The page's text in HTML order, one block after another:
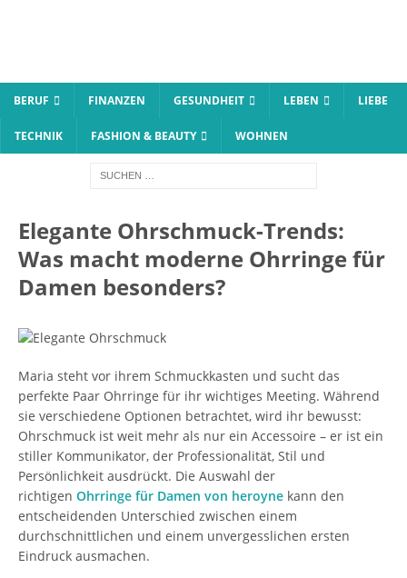
BERUF FINANZEN GESUNDHEIT LEBEN LIEBE
TECHNIK FASHION & BEAUTY WOHNEN
Elegante Ohrschmuck-Trends:
Was macht moderne Ohrringe für
Damen besonders?
Maria steht vor ihrem Schmuckkasten und sucht das
perfekte Paar Ohrringe für ihr wichtiges Meeting. Während
sie verschiedene Optionen betrachtet, wird ihr bewusst:
Ohrschmuck ist weit mehr als nur ein Accessoire – er ist ein
stiller Kommunikator, der Professionalität, Stil und
Persönlichkeit ausdrückt. Die Auswahl der
richtigen Ohrringe für Damen von heroyne kann den
entscheidenden Unterschied zwischen einem
durchschnittlichen und einem unvergesslichen ersten
Eindruck ausmachen.